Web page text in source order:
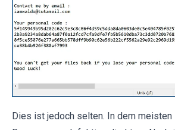
Dies ist jedoch selten. In dem meisten